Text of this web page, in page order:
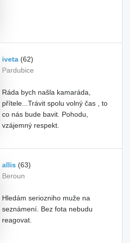
iveta (62)
Pardubice
Ráda bych našla kamaráda,
přítele...Trávit spolu volný čas , to
co nás bude bavit. Pohodu,
vzájemný respekt.
allis (63)
Beroun
Hledám seriozniho muže na
seznámení. Bez fota nebudu
reagovat.